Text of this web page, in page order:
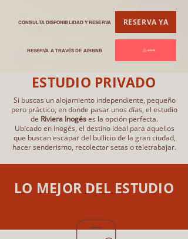
CONSULTA DISPONIBLIDAD Y RESERVA RESERVA YA
RESERVA A TRAVÉS DE AIRBNB
ESTUDIO PRIVADO
Si buscas un alojamiento independiente, pequeño
pero práctico, en donde pasar unos días, el estudio
de Riviera Inogéses la opción perfecta.
Ubicado en Inogés, el destino ideal para aquellos
que buscan escapar del bullicio de la gran ciudad,
hacer senderismo, recolectar setas o teletrabajar.
LO MEJOR DEL ESTUDIO